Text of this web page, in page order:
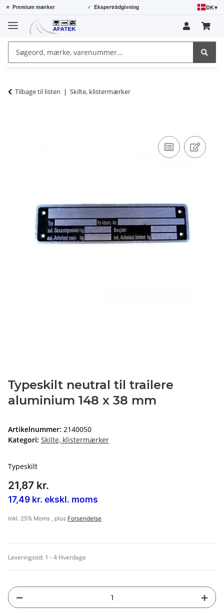
⭐ Premium mærker ✓ Ekspertrådgivning DK▾
Tilbage til listen Skilte, klistermærker
Typeskilt neutral til trailere
aluminium 148 x 38 mm
Artikelnummer: 2140050
Kategori: Skilte, klistermærker
Typeskilt
21,87 kr.
17,49 kr. ekskl. moms
inkl. 25% Moms , plus Forsendelse
Leveringstid: 1 - 4 Hverdage